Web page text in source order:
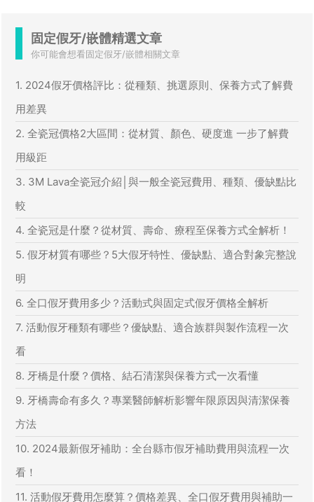
固定假牙/嵌體精選文章
你可能會想看固定假牙/嵌體相關文章
1. 2024假牙價格評比：從種類、挑選原則、保養方式了解費
用差異
2. 全瓷冠價格2大區間：從材質、顏色、硬度進 一步了解費
用級距
3. 3M Lava全瓷冠介紹│與一般全瓷冠費用、種類、優缺點比
較
4. 全瓷冠是什麼？從材質、壽命、療程至保養方式全解析！
5. 假牙材質有哪些？5大假牙特性、優缺點、適合對象完整說
明
6. 全口假牙費用多少？活動式與固定式假牙價格全解析
7. 活動假牙種類有哪些？優缺點、適合族群與製作流程一次
看
8. 牙橋是什麼？價格、結石清潔與保養方式一次看懂
9. 牙橋壽命有多久？專業醫師解析影響年限原因與清潔保養
方法
10. 2024最新假牙補助：全台縣市假牙補助費用與流程一次
看！
11. 活動假牙費用怎麼算？價格差異、全口假牙費用與補助一